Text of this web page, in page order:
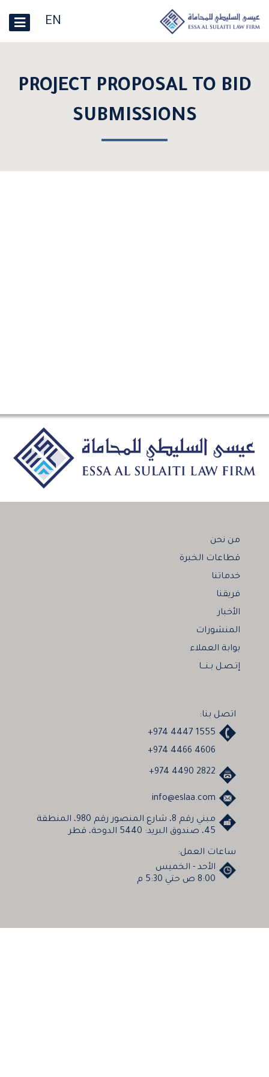
EN
PROJECT PROPOSAL TO BID
SUBMISSIONS
من نحن
قطاعات الخبرة
خدماتنا
فريقنا
الأخبار
المنشورات
بوابة العملاء
إتـصـل بـنـــا
اتصل بنا:
+974 4447 1555
+974 4466 4606
+974 4490 2822
info@eslaa.com
مبني رقم 8، شارع المنصور رقم 980، المنطقة
45، صندوق البريد: 5440 الدوحة، قطر
ساعات العمل:
الأحد - الخميس
8:00 ص حتي 5:30 م